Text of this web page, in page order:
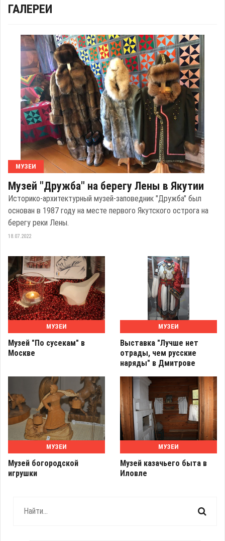
ГАЛЕРЕИ
МУЗЕИ
Музей "Дружба" на берегу Лены в Якутии
Историко-архитектурный музей-заповедник "Дружба" был
основан в 1987 году на месте первого Якутского острога на
берегу реки Лены.
18.07.2022
МУЗЕИ
Музей "По сусекам" в
Москве
МУЗЕИ
Выставка "Лучше нет
отрады, чем русские
наряды" в Дмитрове
МУЗЕИ
Музей богородской
игрушки
МУЗЕИ
Музей казачьего быта в
Иловле